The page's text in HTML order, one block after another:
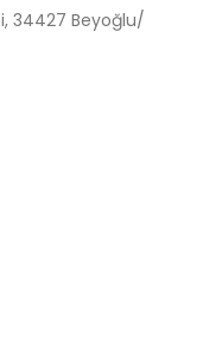
34427 Beyoğlu/